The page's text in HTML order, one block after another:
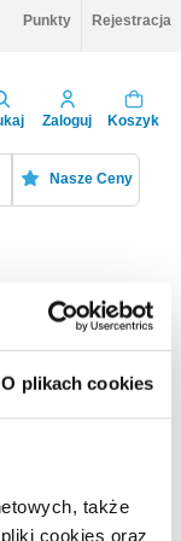
O plikach cookies
także
cookies oraz
Punkty Rejestracja
Zaloguj Koszyk
Nasze Ceny
Sortuj
stronie